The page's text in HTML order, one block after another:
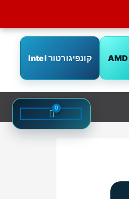
קונפיגורטור Intel